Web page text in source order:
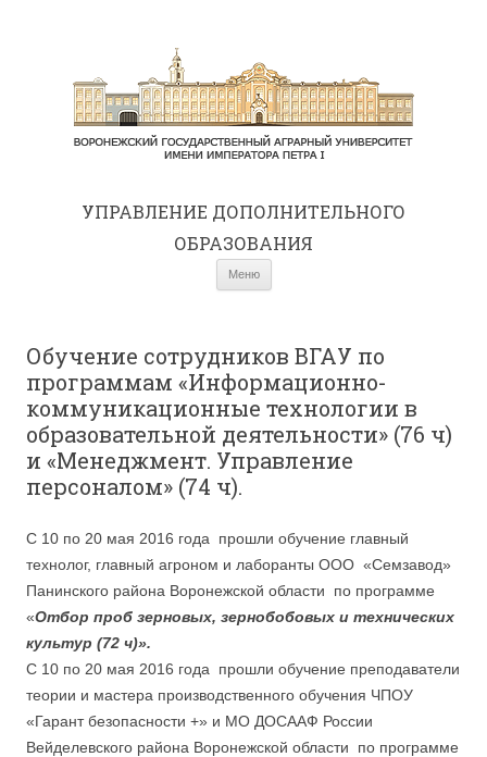
УПРАВЛЕНИЕ ДОПОЛНИТЕЛЬНОГО
ОБРАЗОВАНИЯ
Меню
Обучение сотрудников ВГАУ по
программам «Информационно-
коммуникационные технологии в
образовательной деятельности» (76 ч)
и «Менеджмент. Управление
персоналом» (74 ч).
С 10 по 20 мая 2016 года прошли обучение главный
технолог, главный агроном и лаборанты ООО «Семзавод»
Панинского района Воронежской области по программе
«Отбор проб зерновых, зернобобовых и технических
культур (72 ч)».
С 10 по 20 мая 2016 года прошли обучение преподаватели
теории и мастера производственного обучения ЧПОУ
«Гарант безопасности +» и МО ДОСААФ России
Вейделевского района Воронежской области по программе